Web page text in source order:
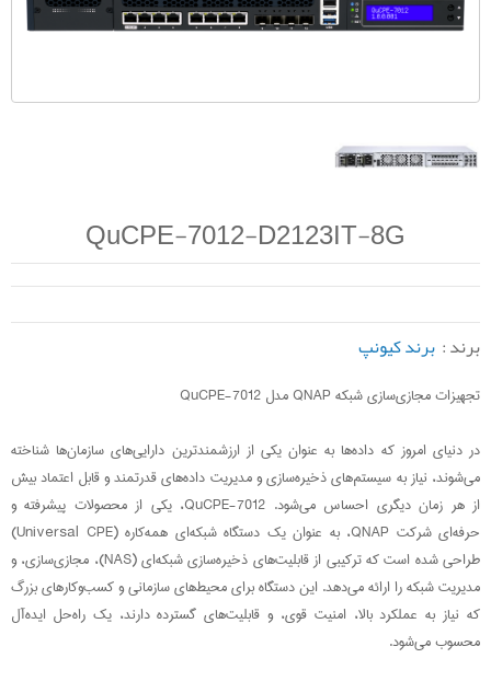
QuCPE-7012-D2123IT-8G
برند : برند کیونپ
تجهیزات مجازی‌سازی شبکه QNAP مدل QuCPE-7012
در دنیای امروز که داده‌ها به عنوان یکی از ارزشمندترین دارایی‌های سازمان‌ها شناخته
می‌شوند، نیاز به سیستم‌های ذخیره‌سازی و مدیریت داده‌های قدرتمند و قابل اعتماد بیش
از هر زمان دیگری احساس می‌شود. QuCPE-7012، یکی از محصولات پیشرفته و
حرفه‌ای شرکت QNAP، به عنوان یک دستگاه شبکه‌ای همه‌کاره (Universal CPE)
طراحی شده است که ترکیبی از قابلیت‌های ذخیره‌سازی شبکه‌ای (NAS)، مجازی‌سازی، و
مدیریت شبکه را ارائه می‌دهد. این دستگاه برای محیط‌های سازمانی و کسب‌وکارهای بزرگ
که نیاز به عملکرد بالا، امنیت قوی، و قابلیت‌های گسترده دارند، یک راه‌حل ایده‌آل
محسوب می‌شود.